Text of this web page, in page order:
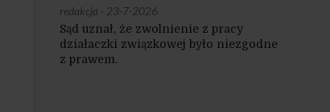
redakcja · 23-7-2026
Sąd uznał, że zwolnienie z pracy
działaczki związkowej było niezgodne
z prawem.